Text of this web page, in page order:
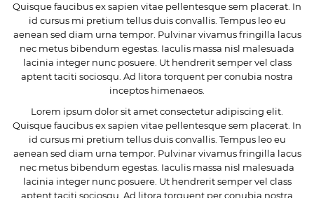
Quisque faucibus ex sapien vitae pellentesque sem placerat. In
id cursus mi pretium tellus duis convallis. Tempus leo eu
aenean sed diam urna tempor. Pulvinar vivamus fringilla lacus
nec metus bibendum egestas. Iaculis massa nisl malesuada
lacinia integer nunc posuere. Ut hendrerit semper vel class
aptent taciti sociosqu. Ad litora torquent per conubia nostra
inceptos himenaeos.
Lorem ipsum dolor sit amet consectetur adipiscing elit.
Quisque faucibus ex sapien vitae pellentesque sem placerat. In
id cursus mi pretium tellus duis convallis. Tempus leo eu
aenean sed diam urna tempor. Pulvinar vivamus fringilla lacus
nec metus bibendum egestas. Iaculis massa nisl malesuada
lacinia integer nunc posuere. Ut hendrerit semper vel class
aptent taciti sociosqu. Ad litora torquent per conubia nostra